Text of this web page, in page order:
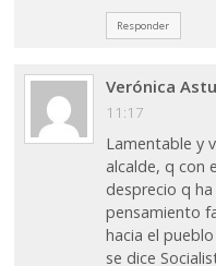
Responder
Verónica
11:17
Lamentable y
alcalde, q con
desprecio q
pensamiento
hacia el
se dice